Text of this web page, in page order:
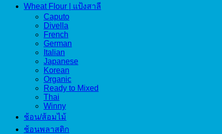
Wheat Flour | แป้งสาลี
Caputo
Divella
French
German
Italian
Japanese
Korean
Organic
Ready to Mixed
Thai
Winny
ช้อน/ส้อมไม้
ช้อนพลาสติก